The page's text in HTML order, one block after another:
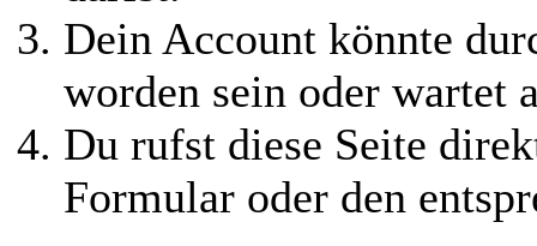
Dein Account könnte
worden sein oder wartet
Du rufst diese Seite
Formular oder den